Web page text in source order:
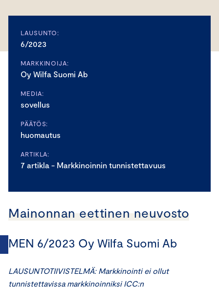
LAUSUNTO:
6/2023
MARKKINOIJA:
Oy Wilfa Suomi Ab
MEDIA:
sovellus
PÄÄTÖS:
huomautus
ARTIKLA:
7 artikla - Markkinoinnin tunnistettavuus
Mainonnan eettinen neuvosto
MEN 6/2023 Oy Wilfa Suomi Ab
LAUSUNTOTIIVISTELMÄ: Markkinointi ei ollut
tunnistettavissa markkinoinniksi ICC:n